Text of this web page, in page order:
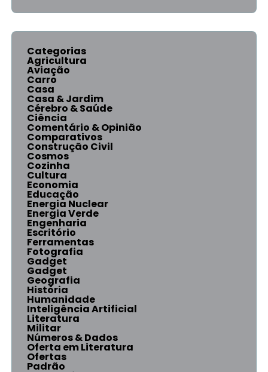
Categorias
Agricultura
Aviação
Carro
Casa
Casa & Jardim
Cérebro & Saúde
Ciência
Comentário & Opinião
Comparativos
Construção Civil
Cosmos
Cozinha
Cultura
Economia
Educação
Energia Nuclear
Energia Verde
Engenharia
Escritório
Ferramentas
Fotografia
Gadget
Gadget
Geografia
História
Humanidade
Inteligência Artificial
Literatura
Militar
Números & Dados
Oferta em Literatura
Ofertas
Padrão